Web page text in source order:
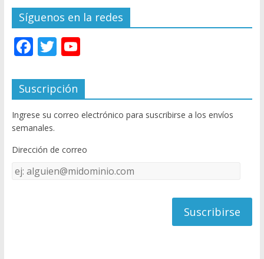
Síguenos en la redes
F
e
b
o
o
k
T
itt
er
Y
u
T
u
e
C
Suscripción
Ingrese su correo electrónico para suscribirse a los envíos
semanales.
Dirección de correo
Dirección
de